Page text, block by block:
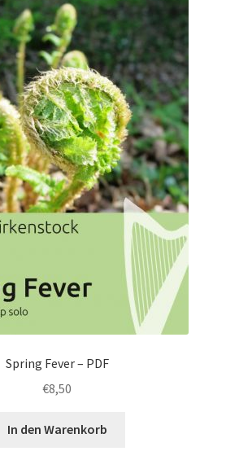
Spring Fever – PDF
€8,50
In den Warenkorb